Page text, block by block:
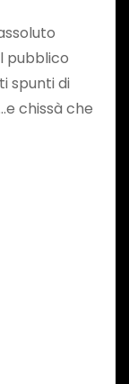
pubblico
spunti di
chissà che